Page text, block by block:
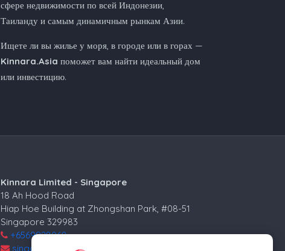
сфере недвижимости по всей Индонезии,
Таиланду и самым динамичным рынкам Азии.
Ищете ли вы жилье у моря, в городе или в горах —
Kinnara.Asia поможет вам найти идеальный дом
или инвестицию.
Kinnara Limited - Singapore
18 Ah Hood Road
Hiap Hoe Building at Zhongshan Park, #08-51
Singapore 329983
+6569928068
singapore@kinnara.asia